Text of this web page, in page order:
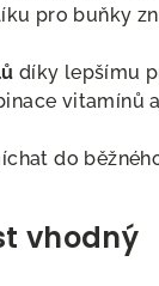
pro buňky
díky lepšímu
vitamínů
do
vhodný